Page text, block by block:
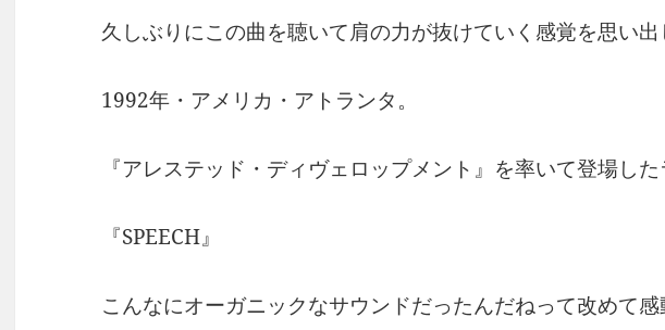
久しぶりにこの曲を聴いて肩の力が抜けていく感覚を思い出
1992年・アメリカ・アトランタ。
『アレステッド・ディヴェロップメント』を率いて登場し
『SPEECH』
こんなにオーガニックなサウンドだったんだねって改めて感